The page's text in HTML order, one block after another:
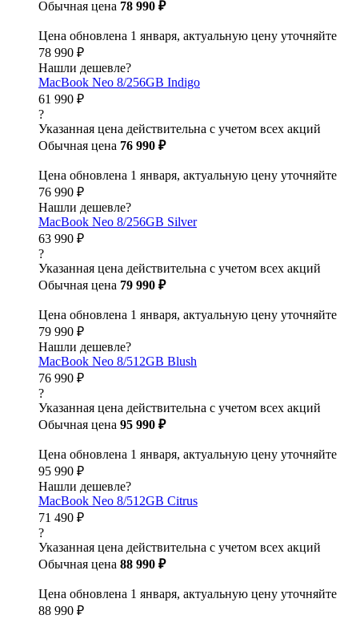
Обычная цена 78 990 ₽
Цена обновлена 1 января, актуальную цену уточняйте
78 990 ₽
Нашли дешевле?
MacBook Neo 8/256GB Indigo
61 990 ₽
?
Указанная цена действительна с учетом всех акций
Обычная цена 76 990 ₽
Цена обновлена 1 января, актуальную цену уточняйте
76 990 ₽
Нашли дешевле?
MacBook Neo 8/256GB Silver
63 990 ₽
?
Указанная цена действительна с учетом всех акций
Обычная цена 79 990 ₽
Цена обновлена 1 января, актуальную цену уточняйте
79 990 ₽
Нашли дешевле?
MacBook Neo 8/512GB Blush
76 990 ₽
?
Указанная цена действительна с учетом всех акций
Обычная цена 95 990 ₽
Цена обновлена 1 января, актуальную цену уточняйте
95 990 ₽
Нашли дешевле?
MacBook Neo 8/512GB Citrus
71 490 ₽
?
Указанная цена действительна с учетом всех акций
Обычная цена 88 990 ₽
Цена обновлена 1 января, актуальную цену уточняйте
88 990 ₽